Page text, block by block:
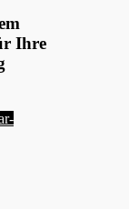
Ihre